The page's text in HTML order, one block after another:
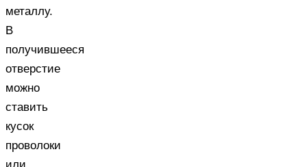
металлу.
В
получившееся
отверстие
можно
ставить
кусок
проволоки